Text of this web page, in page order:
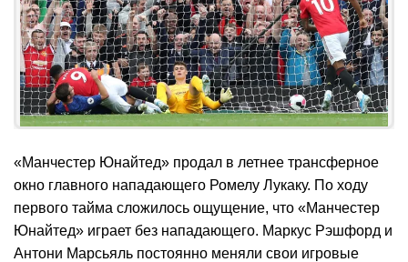
«Манчестер Юнайтед» продал в летнее трансферное
окно главного нападающего Ромелу Лукаку. По ходу
первого тайма сложилось ощущение, что «Манчестер
Юнайтед» играет без нападающего. Маркус Рэшфорд и
Антони Марсьяль постоянно меняли свои игровые